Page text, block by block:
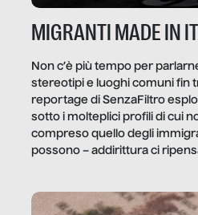
MIGRANTI MADE IN
Non c’è più tempo per
stereotipi e luoghi comuni fin
reportage di SenzaFiltro
sotto i molteplici profili di cui
compreso quello degli
possono – addirittura ci